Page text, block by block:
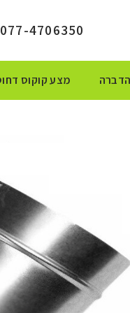
077-4706350
מצע קוקוס